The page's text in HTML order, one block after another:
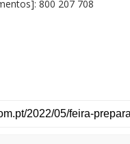
800 207 708